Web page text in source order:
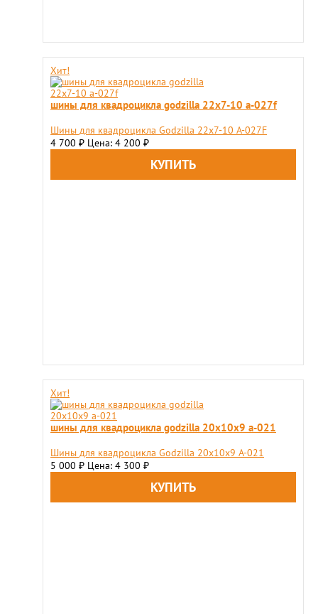
Хит!
шины для квадроцикла godzilla 22х7-10 a-027f
Шины для квадроцикла Godzilla 22х7-10 A-027F
4 700 ₽ Цена: 4 200 ₽
Хит!
шины для квадроцикла godzilla 20x10x9 a-021
Шины для квадроцикла Godzilla 20x10x9 A-021
5 000 ₽ Цена: 4 300 ₽